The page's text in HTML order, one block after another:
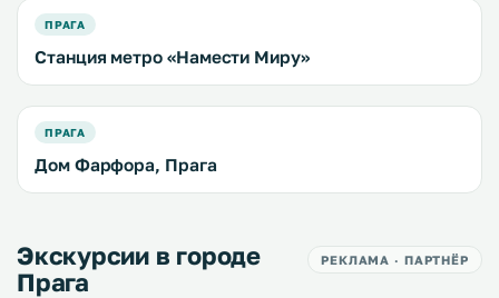
ПРАГА
Станция метро «Намести Миру»
ПРАГА
Дом Фарфора, Прага
Экскурсии в городе
Прага
РЕКЛАМА · ПАРТНЁР